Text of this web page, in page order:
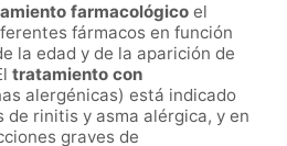
farmacológico el
fármacos en función
la edad y de la aparición de
tratamiento con
alergénicas) está indicado
rinitis y asma alérgica, y en
graves de